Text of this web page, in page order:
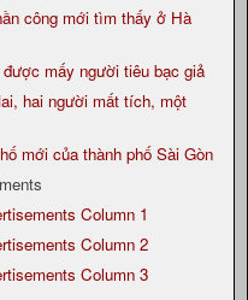
công mới tìm thấy ở Hà
mấy người tiêu bạc giả
hai người mất tích, một
mới của thành phố Sài Gòn
Column 1
Column 2
Column 3